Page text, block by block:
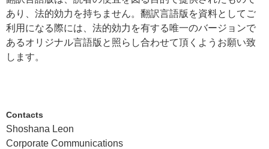
あり、法的効力を持ちません。翻訳言語版を資料としてご
利用になる際には、法的効力を有する唯一のバージョンで
あるオリジナル言語版と照らし合わせて頂くようお願い致
します。
Contacts
Shoshana Leon
Corporate Communications